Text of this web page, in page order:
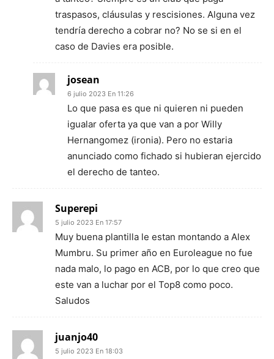
traspasos, cláusulas y rescisiones. Alguna vez
tendría derecho a cobrar no? No se si en el
caso de Davies era posible.
josean
6 julio 2023 En 11:26
Lo que pasa es que ni quieren ni pueden
igualar oferta ya que van a por Willy
Hernangomez (ironia). Pero no estaria
anunciado como fichado si hubieran ejercido
el derecho de tanteo.
Superepi
5 julio 2023 En 17:57
Muy buena plantilla le estan montando a Alex
Mumbru. Su primer año en Euroleague no fue
nada malo, lo pago en ACB, por lo que creo que
este van a luchar por el Top8 como poco.
Saludos
juanjo40
5 julio 2023 En 18:03